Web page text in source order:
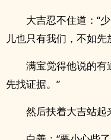
大吉忍不住道：“
儿也只有我们，不如
满宝觉得他说的有
先找证据。”
然后扶着大吉站起